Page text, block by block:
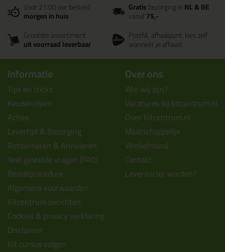
Voor 21:00 uur besteld
morgen in huis
Gratisbezorging inNL & BE
vanaf75,-
Grootste assortiment
uit voorraad leverbaar
PostNL afhaalpunt: kies zelf
wanneer je afhaalt
Informatie
Tips en tricks
Keuzehulpen
Acties
Levertijd & Bezorging
Retourneren & Annuleren
Veel gestelde vragen (FAQ)
Bestelprocedure
Algemene voorwaarden
Kitcentrum berichten
Cookies & privacy verklaring
Disclaimer
Kit cursus volgen
Over ons
Wie wij zijn?
Vacatures bij kitcentrum.nl
Over Kitcentrum.nl
Maatschappelijk
Winkelmand
Contact
Leverancier worden?